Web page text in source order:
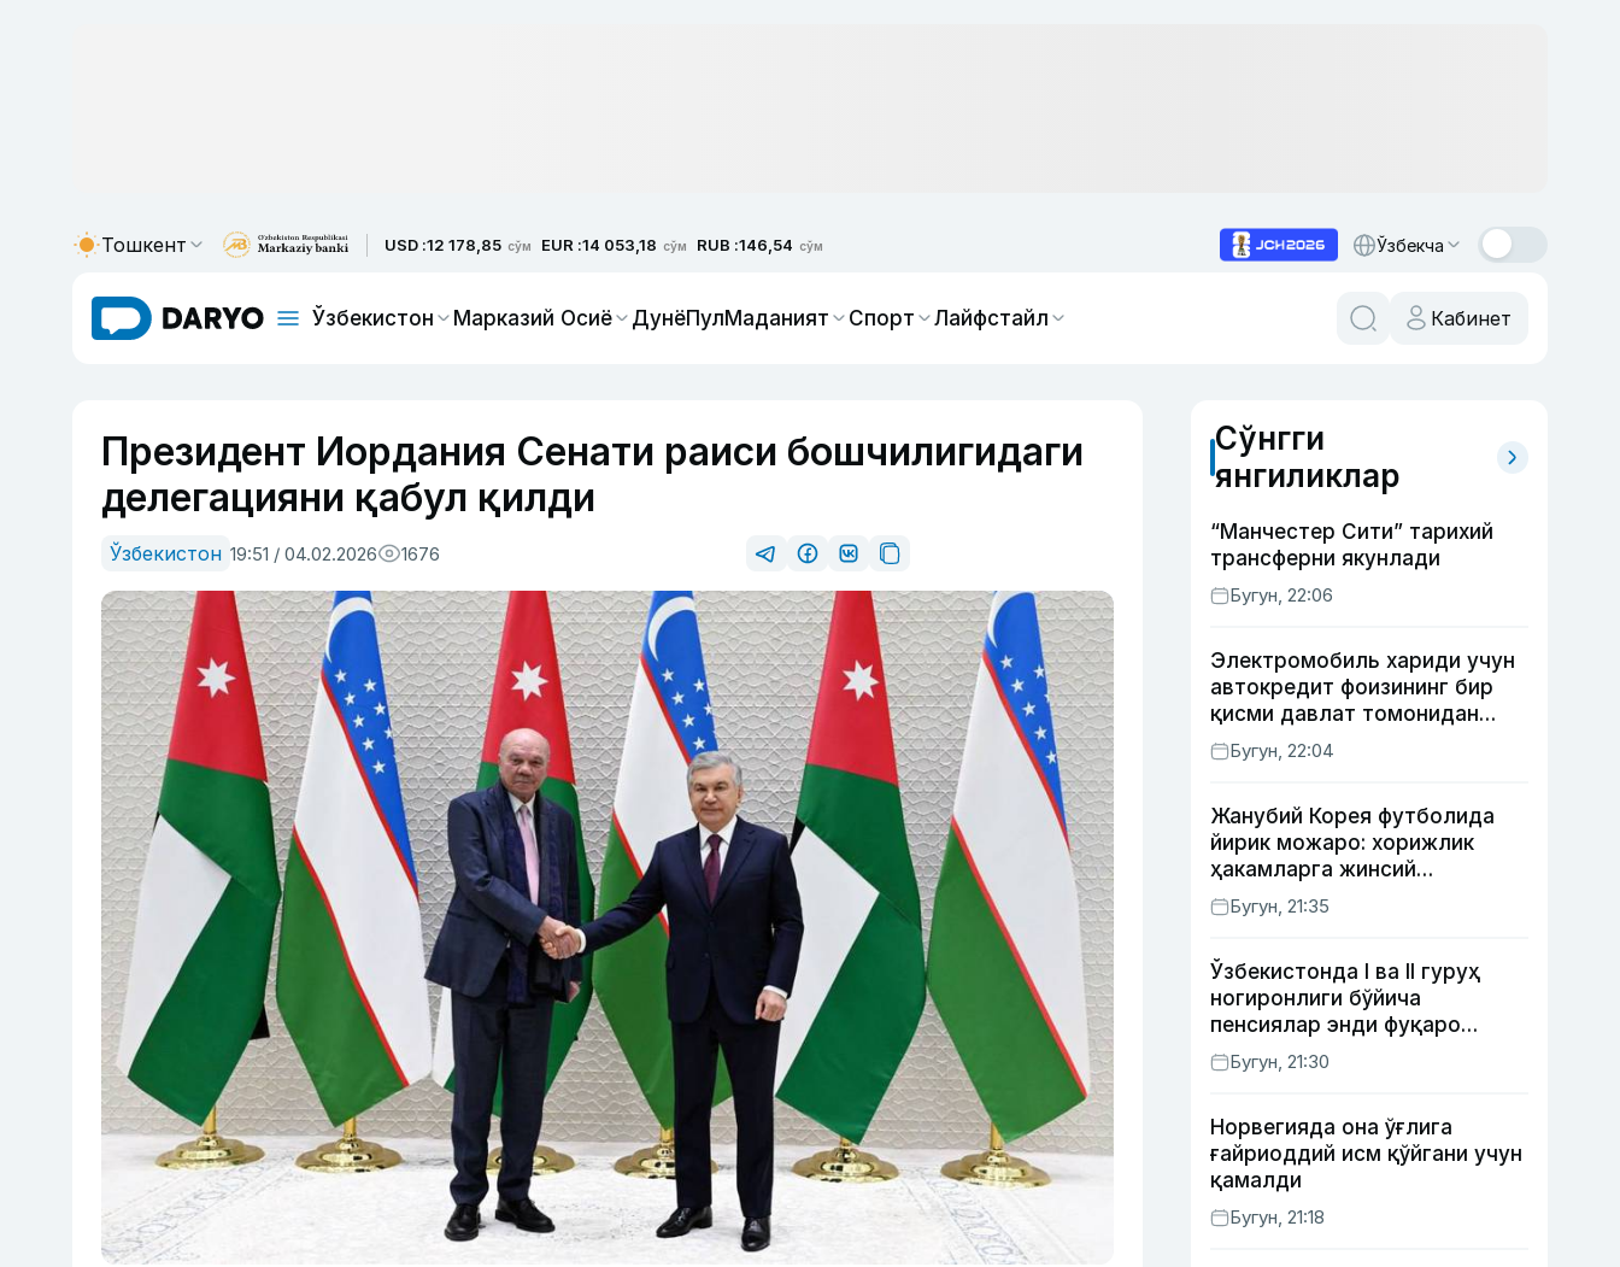
Тошкент USD :12 178,85 сўм EUR :14 053,18 сўм RUB :146,54 сўм Ўзбекча
Ўзбекистон Марказий Осиё ДунёПулМаданият Спорт Лайфстайл Кабинет
Президент Иордания Сенати раиси бошчилигидаги
делегацияни қабул қилди
Ўзбекистон 19:51 / 04.02.2026 1676
Сўнгги
янгиликлар
“Манчестер Сити” тарихий
трансферни якунлади
Бугун, 22:06
Электромобиль хариди учун
автокредит фоизининг бир
қисми давлат томонидан
қоплаб берилиши мумкин
Бугун, 22:04
Жанубий Корея футболида
йирик можаро: хорижлик
ҳакамларга жинсий
хизматлар кўрсатилгани
маълум қилинди
Бугун, 21:35
Ўзбекистонда I ва II гуруҳ
ногиронлиги бўйича
пенсиялар энди фуқаро
мурожаатисиз тайинланиши
мумкин
Бугун, 21:30
Норвегияда она ўғлига
ғайриоддий исм қўйгани учун
қамалди
Бугун, 21:18